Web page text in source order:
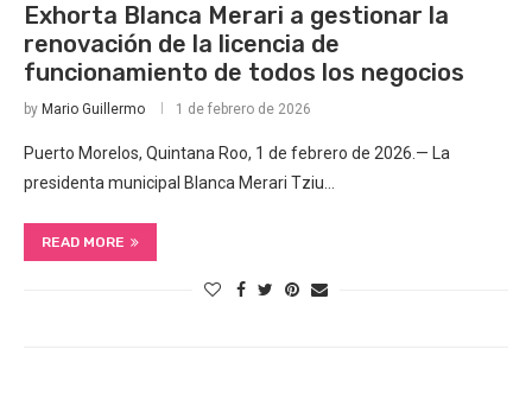
Exhorta Blanca Merari a gestionar la
renovación de la licencia de
funcionamiento de todos los negocios
by Mario Guillermo 1 de febrero de 2026
Puerto Morelos, Quintana Roo, 1 de febrero de 2026.— La
presidenta municipal Blanca Merari Tziu…
READ MORE